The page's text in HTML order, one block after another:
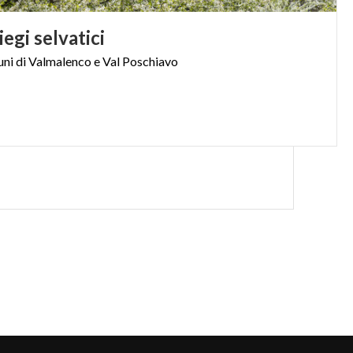
selvatici
diValmalencoeVal Poschiavo